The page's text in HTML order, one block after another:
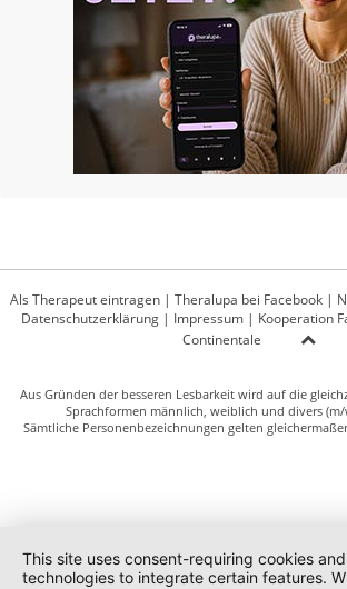
Als Therapeut eintragen | Theralupa bei Facebook |
Datenschutzerklärung| Impressum| Kooperation
Continentale
Aus Gründen der besseren Lesbarkeit wird auf die
Sprachformen männlich, weiblich und divers
Sämtliche Personenbezeichnungen gelten
This site uses consent-requiring cookies
technologies to integrate certain features.